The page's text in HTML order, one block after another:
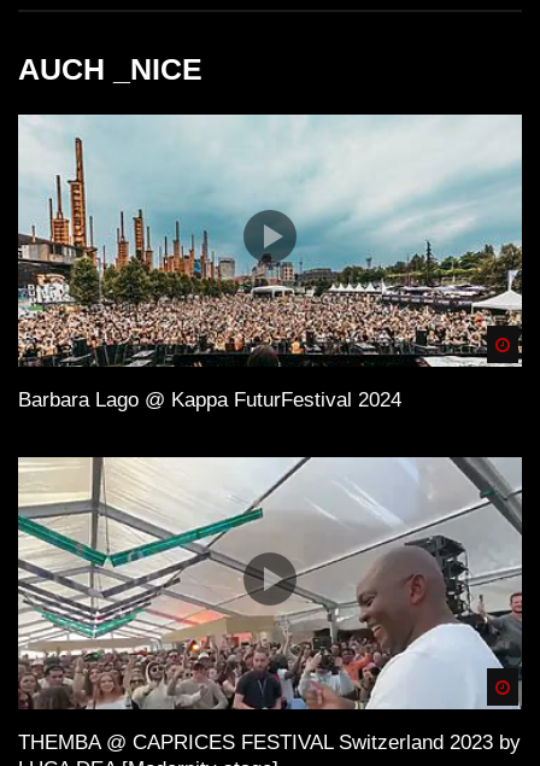
AUCH _NICE
Barbara Lago @ Kappa FuturFestival 2024
THEMBA @ CAPRICES FESTIVAL Switzerland 2023 by